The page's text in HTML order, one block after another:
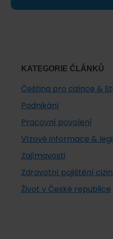
KATEGORIE ČLÁNKŮ
Čeština pro cizince &
Podnikání
Pracovní povolení
Vízové informace &
Zajímavosti
Zdravotní pojištění
Život v České republice